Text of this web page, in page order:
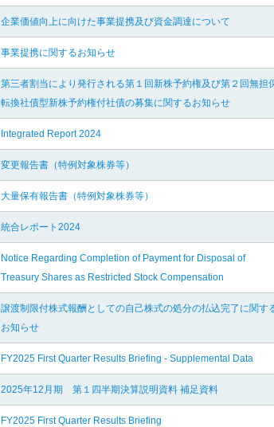
企業価値向上に向けた事業提携及び資金調達について
事業提携に関するお知らせ
第三者割当により発行される第１回新株予約権及び第２回無担
転換社債型新株予約権付社債の募集に関するお知らせ
Integrated Report 2024
変更報告書（特例対象株券等）
大量保有報告書（特例対象株券等）
統合レポート2024
Notice Regarding Completion of Payment for Disposal of
Treasury Shares as Restricted Stock Compensation
譲渡制限付株式報酬としての自己株式の処分の払込完了に関す
お知らせ
FY2025 First Quarter Results Briefing - Supplemental Data
2025年12月期 第１四半期決算説明資料 補足資料
FY2025 First Quarter Results Briefing